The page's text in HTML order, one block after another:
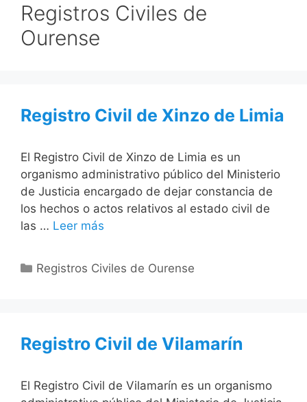
Registros Civiles de
Ourense
Registro Civil de Xinzo de Limia
El Registro Civil de Xinzo de Limia es un
organismo administrativo público del Ministerio
de Justicia encargado de dejar constancia de
los hechos o actos relativos al estado civil de
las … Leer más
Categorías
Registros Civiles de Ourense
Registro Civil de Vilamarín
El Registro Civil de Vilamarín es un organismo